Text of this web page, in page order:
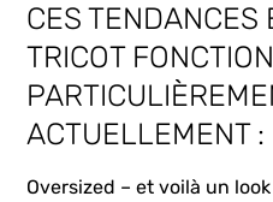
CES TENDANCES
TRICOT
ACTUELLEMENT :
Oversized – et voilà un